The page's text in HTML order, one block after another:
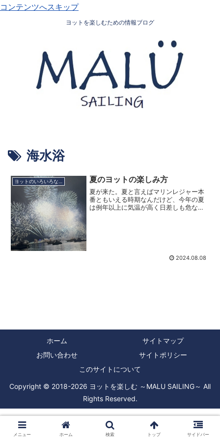
コンテンツへスキップ
ヨットを楽しむための情報ブログ
海水浴
夏のヨットの楽しみ方
夏が来た。夏と言えばマリンレジャー本
番ともいえる時期なんだけど、今年の夏
は例年以上に気温が高く日差しも危ない
2024.08.08
ホーム
サイトマップ
お問い合わせ
サイトポリシー
このサイトについて
Copyright © 2018-2026 ヨットを楽しむ ～MALU SAILING～ All
Rights Reserved.
メニュー ホーム 検索 トップ サイドバー